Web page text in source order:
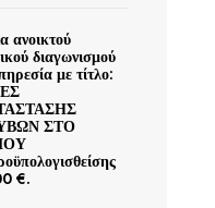
ανοικτού
διαγωνισμού
με τίτλο:
ΣΤΟ
€.